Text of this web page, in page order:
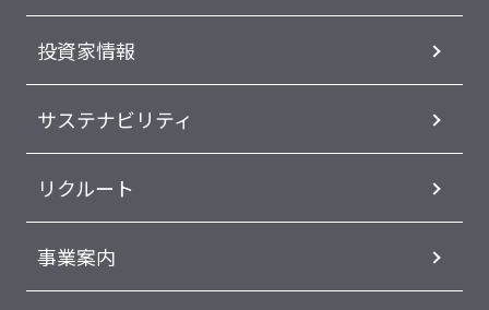
投資家情報
サステナビリティ
リクルート
事業案内